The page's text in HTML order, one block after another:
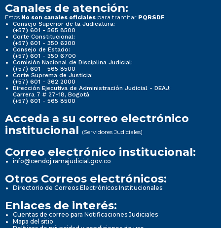
Canales de atención:
Estos No son canales oficiales para tramitar PQRSDF
Consejo Superior de la Judicatura:
(+57) 601 - 565 8500
Corte Constitucional:
(+57) 601 - 350 6200
Consejo de Estado:
(+57) 601 - 350 6700
Comisión Nacional de Disciplina Judicial:
(+57) 601 - 565 8500
Corte Suprema de Justicia:
(+57) 601 - 362 2000
Dirección Ejecutiva de Administración Judicial - DEAJ:
Carrera 7 # 27-18, Bogotá
(+57) 601 - 565 8500
Acceda a su correo electrónico
institucional (Servidores Judiciales)
Correo electrónico institucional:
info@cendoj.ramajudicial.gov.co
Otros Correos electrónicos:
Directorio de Correos Electrónicos Institucionales
Enlaces de interés:
Cuentas de correo para Notificaciones Judiciales
Mapa del sitio